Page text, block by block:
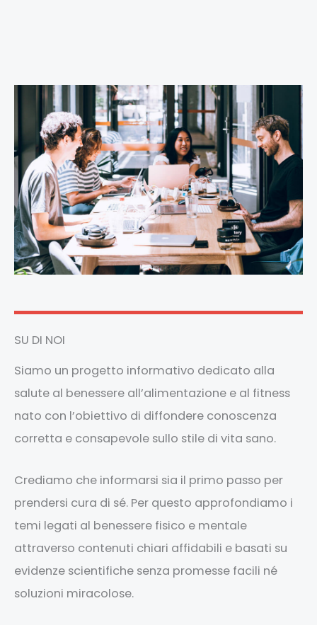
SU DI NOI
Siamo un progetto informativo dedicato alla
salute al benessere all’alimentazione e al fitness
nato con l’obiettivo di diffondere conoscenza
corretta e consapevole sullo stile di vita sano.
Crediamo che informarsi sia il primo passo per
prendersi cura di sé. Per questo approfondiamo i
temi legati al benessere fisico e mentale
attraverso contenuti chiari affidabili e basati su
evidenze scientifiche senza promesse facili né
soluzioni miracolose.